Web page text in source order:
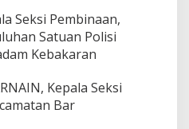
Seksi Pembinaan,
Satuan Polisi
Kebakaran
Kepala Seksi
Bar